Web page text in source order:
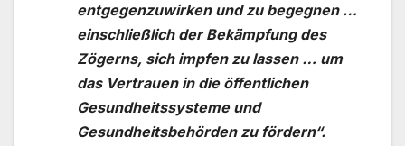
entgegenzuwirken und zu begegnen …
einschließlich der Bekämpfung des
Zögerns, sich impfen zu lassen … um
das Vertrauen in die öffentlichen
Gesundheitssysteme und
Gesundheitsbehörden zu fördern“.